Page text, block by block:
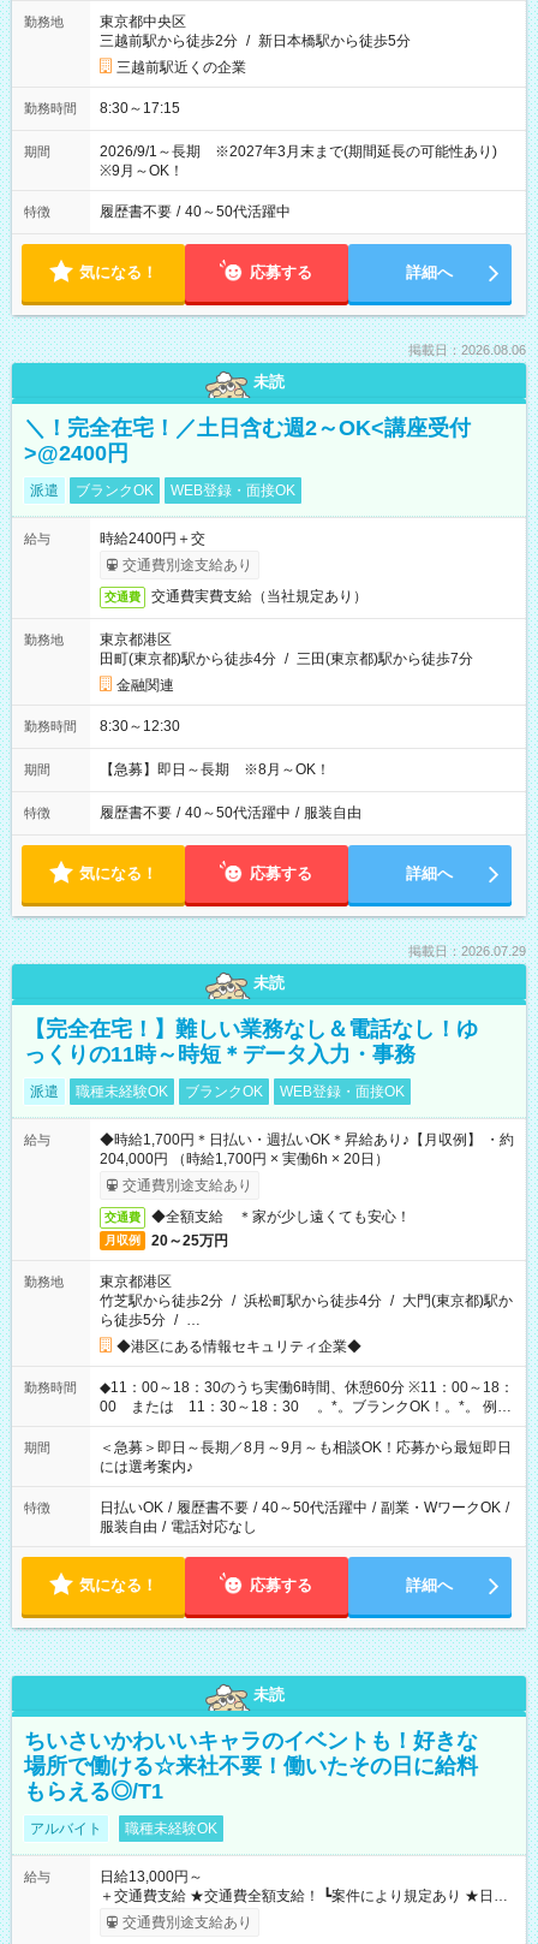
勤務地
東京都中央区
三越前駅から徒歩2分 / 新日本橋駅から徒歩5分
三越前駅近くの企業
勤務時間 8:30～17:15
期間
2026/9/1～長期 ※2027年3月末まで(期間延長の可能性あり)
※9月～OK！
特徴 履歴書不要 / 40～50代活躍中
気になる！ 応募する 詳細へ
掲載日：2026.08.06
未読
＼！完全在宅！／土日含む週2～OK<講座受付
>@2400円
派遣 ブランクOK WEB登録・面接OK
給与
時給2400円＋交
交通費別途支給あり
交通費 交通費実費支給（当社規定あり）
勤務地
東京都港区
田町(東京都)駅から徒歩4分 / 三田(東京都)駅から徒歩7分
金融関連
勤務時間 8:30～12:30
期間 【急募】即日～長期 ※8月～OK！
特徴 履歴書不要 / 40～50代活躍中 / 服装自由
気になる！ 応募する 詳細へ
掲載日：2026.07.29
未読
【完全在宅！】難しい業務なし＆電話なし！ゆ
っくりの11時～時短＊データ入力・事務
派遣 職種未経験OK ブランクOK WEB登録・面接OK
給与
◆時給1,700円＊日払い・週払いOK＊昇給あり♪【月収例】 ・約
204,000円 （時給1,700円 × 実働6h × 20日）
交通費別途支給あり
交通費 ◆全額支給 ＊家が少し遠くても安心！
月収例 20～25万円
勤務地
東京都港区
竹芝駅から徒歩2分 / 浜松町駅から徒歩4分 / 大門(東京都)駅か
ら徒歩5分 / …
◆港区にある情報セキュリティ企業◆
勤務時間
◆11：00～18：30のうち実働6時間、休憩60分 ※11：00～18：
00 または 11：30～18：30 。*。ブランクOK！。*。 例え
ば前職が、 在宅/財団法人/事務/コールセンター/受付/販売/カフェ
スタッフ スイーツ販売/ホテルフロント/化粧品販売/など 様々な
業界から入社して活躍されています♪
期間
＜急募＞即日～長期／8月～9月～も相談OK！応募から最短即日
には選考案内♪
特徴 日払いOK / 履歴書不要 / 40～50代活躍中 / 副業・WワークOK /
服装自由 / 電話対応なし
気になる！ 応募する 詳細へ
未読
ちいさいかわいいキャラのイベントも！好きな
場所で働ける☆来社不要！働いたその日に給料
もらえる◎/T1
アルバイト 職種未経験OK
給与
日給13,000円～
＋交通費支給 ★交通費全額支給！ ┗案件により規定あり ★日払
いOK！（規定あり） ┗働いたその日に現金GET♪ お仕事後はコ
ンビニATMから 日払い分を引き落とせます！ 【試用期間】試
交通費別途支給あり